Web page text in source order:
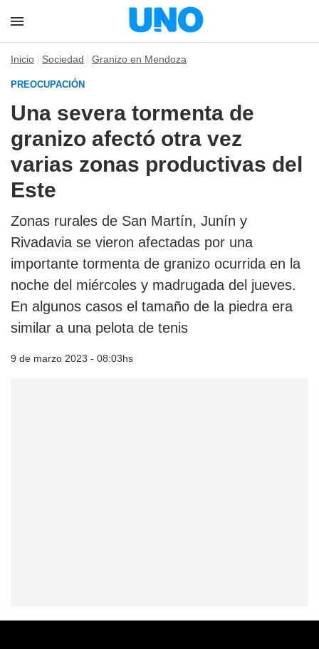
Inicio Sociedad Granizo en Mendoza
PREOCUPACIÓN
Una severa tormenta de
granizo afectó otra vez
varias zonas productivas del
Este
Zonas rurales de San Martín, Junín y
Rivadavia se vieron afectadas por una
importante tormenta de granizo ocurrida en la
noche del miércoles y madrugada del jueves.
En algunos casos el tamaño de la piedra era
similar a una pelota de tenis
9 de marzo 2023 - 08:03hs